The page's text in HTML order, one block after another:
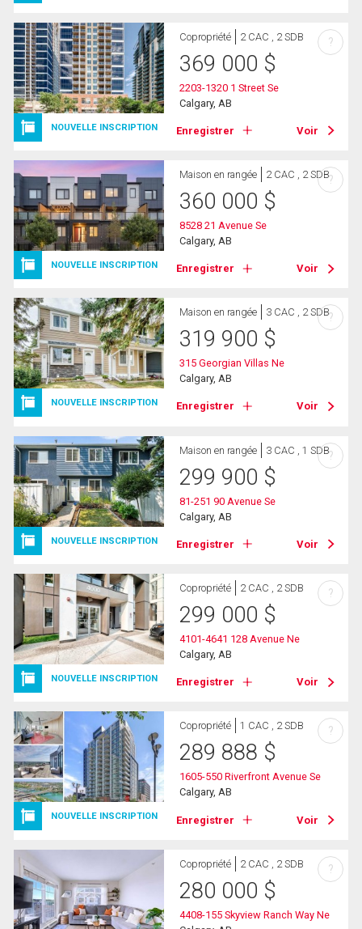
NOUVELLE INSCRIPTION
Copropriété 2 CAC , 2 SDB
369 000 $
2203-1320 1 Street Se
Calgary, AB
Enregistrer Voir
?
NOUVELLE INSCRIPTION
Maison en rangée 2 CAC , 2 SDB
360 000 $
8528 21 Avenue Se
Calgary, AB
Enregistrer Voir
?
NOUVELLE INSCRIPTION
Maison en rangée 3 CAC , 2 SDB
319 900 $
315 Georgian Villas Ne
Calgary, AB
Enregistrer Voir
?
NOUVELLE INSCRIPTION
Maison en rangée 3 CAC , 1 SDB
299 900 $
81-251 90 Avenue Se
Calgary, AB
Enregistrer Voir
?
NOUVELLE INSCRIPTION
Copropriété 2 CAC , 2 SDB
299 000 $
4101-4641 128 Avenue Ne
Calgary, AB
Enregistrer Voir
?
NOUVELLE INSCRIPTION
Copropriété 1 CAC , 2 SDB
289 888 $
1605-550 Riverfront Avenue Se
Calgary, AB
Enregistrer Voir
?
Copropriété 2 CAC , 2 SDB
280 000 $
4408-155 Skyview Ranch Way Ne
?